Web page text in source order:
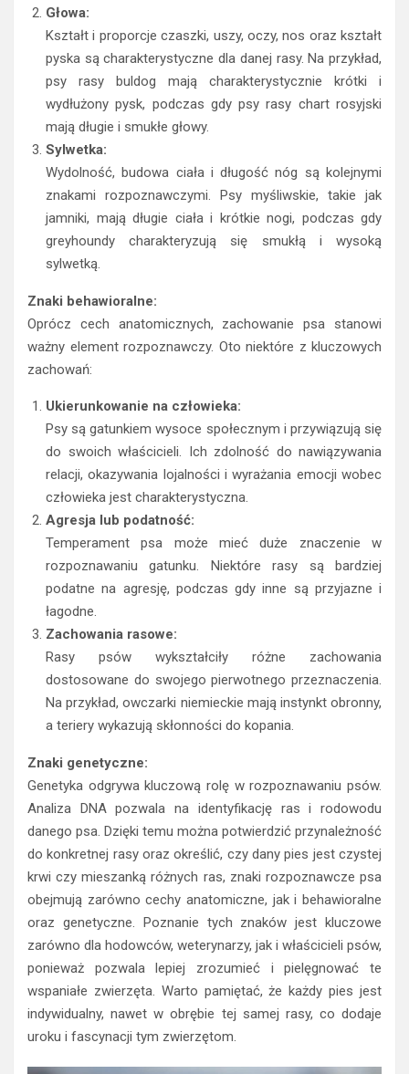
Głowa:
Kształt i proporcje czaszki, uszy, oczy, nos oraz kształt
pyska są charakterystyczne dla danej rasy. Na przykład,
psy rasy buldog mają charakterystycznie krótki i
wydłużony pysk, podczas gdy psy rasy chart rosyjski
mają długie i smukłe głowy.
Sylwetka:
Wydolność, budowa ciała i długość nóg są kolejnymi
znakami rozpoznawczymi. Psy myśliwskie, takie jak
jamniki, mają długie ciała i krótkie nogi, podczas gdy
greyhoundy charakteryzują się smukłą i wysoką
sylwetką.
Znaki behawioralne:
Oprócz cech anatomicznych, zachowanie psa stanowi
ważny element rozpoznawczy. Oto niektóre z kluczowych
zachowań:
Ukierunkowanie na człowieka:
Psy są gatunkiem wysoce społecznym i przywiązują się
do swoich właścicieli. Ich zdolność do nawiązywania
relacji, okazywania lojalności i wyrażania emocji wobec
człowieka jest charakterystyczna.
Agresja lub podatność:
Temperament psa może mieć duże znaczenie w
rozpoznawaniu gatunku. Niektóre rasy są bardziej
podatne na agresję, podczas gdy inne są przyjazne i
łagodne.
Zachowania rasowe:
Rasy psów wykształciły różne zachowania
dostosowane do swojego pierwotnego przeznaczenia.
Na przykład, owczarki niemieckie mają instynkt obronny,
a teriery wykazują skłonności do kopania.
Znaki genetyczne:
Genetyka odgrywa kluczową rolę w rozpoznawaniu psów.
Analiza DNA pozwala na identyfikację ras i rodowodu
danego psa. Dzięki temu można potwierdzić przynależność
do konkretnej rasy oraz określić, czy dany pies jest czystej
krwi czy mieszanką różnych ras, znaki rozpoznawcze psa
obejmują zarówno cechy anatomiczne, jak i behawioralne
oraz genetyczne. Poznanie tych znaków jest kluczowe
zarówno dla hodowców, weterynarzy, jak i właścicieli psów,
ponieważ pozwala lepiej zrozumieć i pielęgnować te
wspaniałe zwierzęta. Warto pamiętać, że każdy pies jest
indywidualny, nawet w obrębie tej samej rasy, co dodaje
uroku i fascynacji tym zwierzętom.